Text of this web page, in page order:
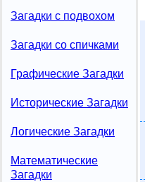
Загадки с подвохом
Загадки со спичками
Графические Загадки
Исторические Загадки
Логические Загадки
Математические
Загадки